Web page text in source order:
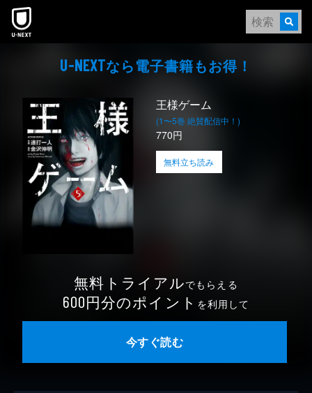
本文へスキップ
U-NEXTなら電⼦書籍もお得！
王様ゲーム
(1〜5巻 絶賛配信中！)
770円
無料立ち読み
無料トライアルでもらえる
600円分のポイント を利用して
今すぐ読む